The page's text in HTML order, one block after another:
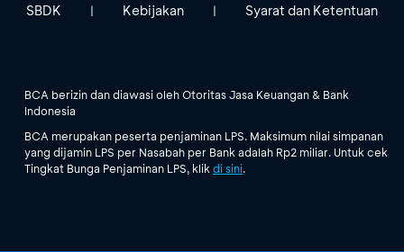
SBDK | Kebijakan | Syarat dan Ketentuan
BCA berizin dan diawasi oleh Otoritas Jasa Keuangan & Bank
Indonesia
BCA merupakan peserta penjaminan LPS. Maksimum nilai simpanan
yang dijamin LPS per Nasabah per Bank adalah Rp2 miliar. Untuk cek
Tingkat Bunga Penjaminan LPS, klik di sini.